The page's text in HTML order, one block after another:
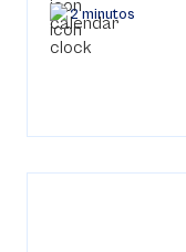
2 minutos